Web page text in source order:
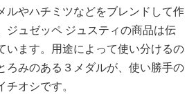
ルやハチミツなどをブレンドして作
ジュゼッペ ジュスティの商品は伝
います。用途によって使い分けるの
ろみのある３メダルが、使い勝手の
オシです。